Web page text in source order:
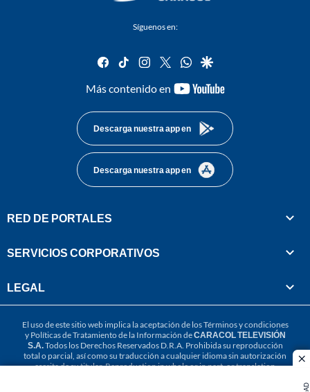
Síguenos en:
facebook
tiktok instagram
twitterwhatsapp
google
Más contenido en
youtube-
Descarga nuestra app en
Descarga nuestra app en
RED DE PORTALES
SERVICIOS CORPORATIVOS
LEGAL
El uso de este sitio web implica la aceptación de losTérminos y condiciones
y Políticas de Tratamiento de la Información deCARACOL TELEVISIÓN
S.A.Todos los Derechos Reservados D.R.A. Prohibida su reproducción
total o parcial, así como su traducción a cualquier idioma sin autorización
escrita de su titular. Reproduction in whole or in part, or translation